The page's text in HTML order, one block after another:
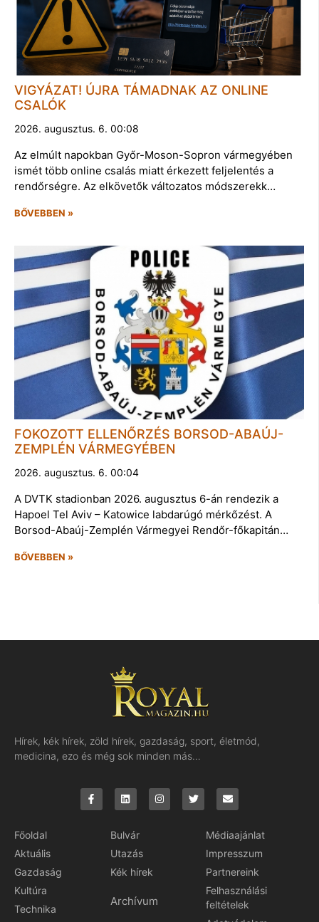
VIGYÁZAT! ÚJRA TÁMADNAK AZ ONLINE
CSALÓK
2026. augusztus. 6. 00:08
Az elmúlt napokban Győr-Moson-Sopron vármegyében
ismét több online csalás miatt érkezett feljelentés a
rendőrségre. Az elkövetők változatos módszerekk…
BŐVEBBEN »
FOKOZOTT ELLENŐRZÉS BORSOD-ABAÚJ-
ZEMPLÉN VÁRMEGYÉBEN
2026. augusztus. 6. 00:04
A DVTK stadionban 2026. augusztus 6-án rendezik a
Hapoel Tel Aviv – Katowice labdarúgó mérkőzést. A
Borsod-Abaúj-Zemplén Vármegyei Rendőr-főkapitán…
BŐVEBBEN »
Hírek, kék hírek, zöld hírek, gazdaság, sport, életmód,
medicina, ezo és még sok minden más…
Főoldal
Aktuális
Gazdaság
Kultúra
Technika
Bulvár
Utazás
Kék hírek
Archívum
Médiaajánlat
Impresszum
Partnereink
Felhasználási
feltételek